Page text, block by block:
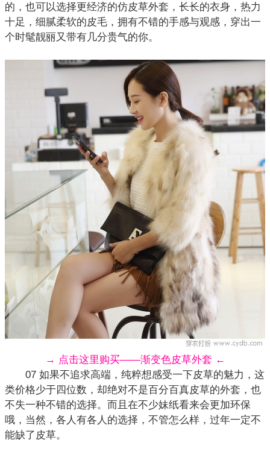
的，也可以选择更经济的仿皮草外套 ，长长的衣身，热力
十足，细腻柔软的皮毛，拥有不错的手感与观感，穿出一
个时髦靓丽又带有几分贵气的你。
→ 点击这里购买——渐变色皮草外套 ←
07 如果不追求高端，纯粹想感受一下皮草的魅力，这
类价格少于四位数，却绝对不是百分百真皮草的外套，也
不失一种不错的选择。而且在不少妹纸看来会更加环保
哦，当然，各人有各人的选择，不管怎么样，过年一定不
能缺了皮草。